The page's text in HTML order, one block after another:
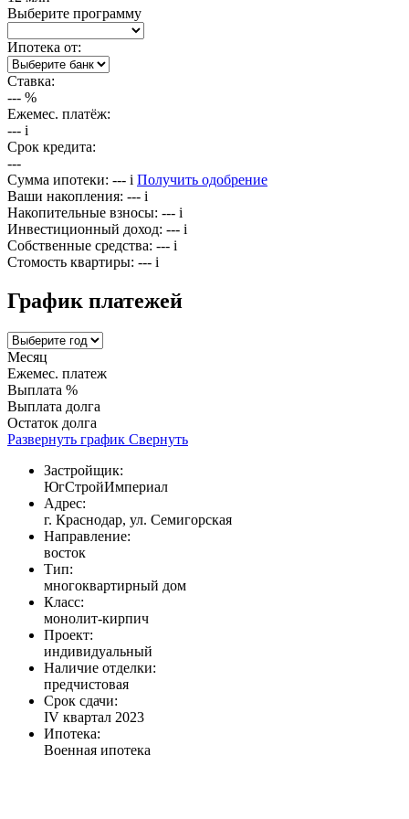
Выберите программу
Ипотека от:
Ставка:
--- %
Ежемес. платёж:
--- i
Срок кредита:
---
Сумма ипотеки: --- i Получить одобрение
Ваши накопления: --- i
Накопительные взносы: --- i
Инвестиционный доход: --- i
Собственные средства: --- i
Стомость квартиры: --- i
График платежей
Месяц
Ежемес. платеж
Выплата %
Выплата долга
Остаток долга
Развернуть график Свернуть
Застройщик:
ЮгСтройИмпериал
Адрес:
г. Краснодар, ул. Семигорская
Направление:
восток
Тип:
многоквартирный дом
Класс:
монолит-кирпич
Проект:
индивидуальный
Наличие отделки:
предчистовая
Срок сдачи:
IV квартал 2023
Ипотека:
Военная ипотека